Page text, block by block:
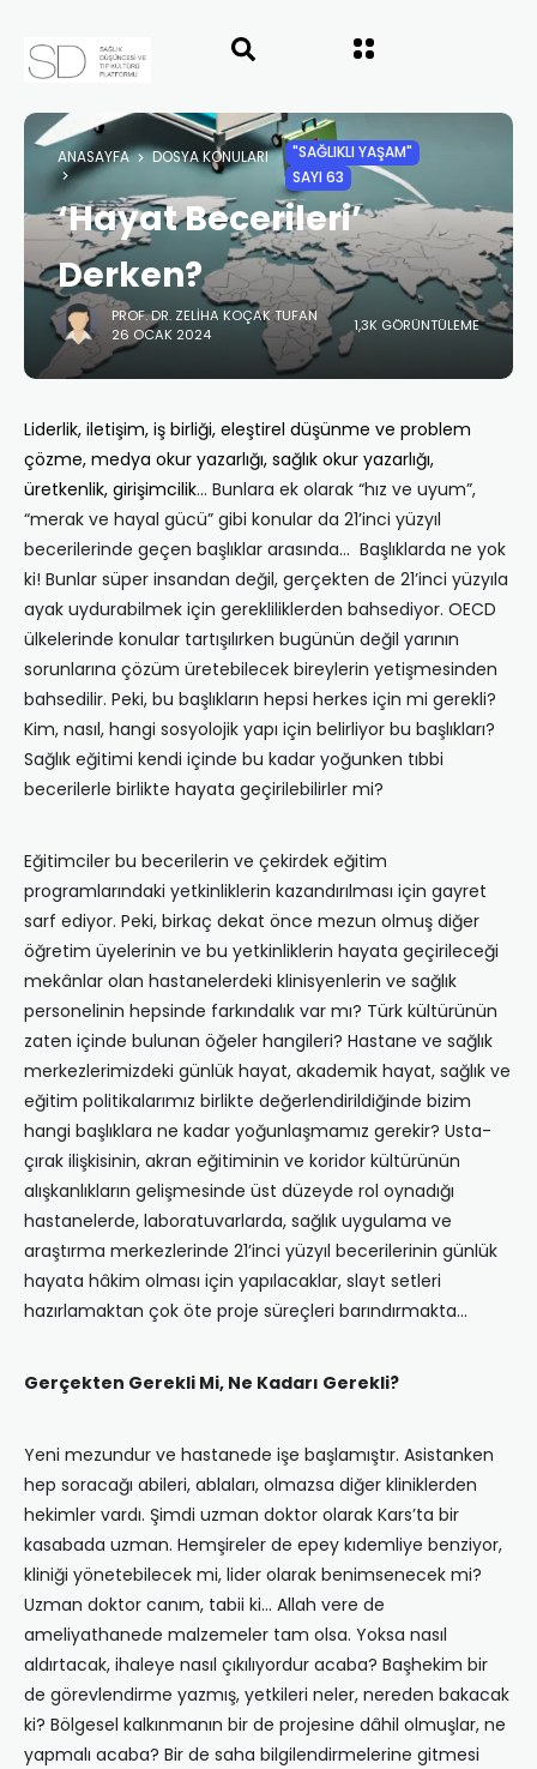
ANASAYFA DOSYA KONULARI
"SAĞLIKLI YAŞAM"
SAYI 63
‘Hayat Becerileri’
Derken?
PROF. DR. ZELIHA KOÇAK TUFAN
26 OCAK 2024
1,3K GÖRÜNTÜLEME
Liderlik, iletişim, iş birliği, eleştirel düşünme ve problem
çözme, medya okur yazarlığı, sağlık okur yazarlığı,
üretkenlik, girişimcilik… Bunlara ek olarak “hız ve uyum”,
“merak ve hayal gücü” gibi konular da 21’inci yüzyıl
becerilerinde geçen başlıklar arasında… Başlıklarda ne yok
ki! Bunlar süper insandan değil, gerçekten de 21’inci yüzyıla
ayak uydurabilmek için gerekliliklerden bahsediyor. OECD
ülkelerinde konular tartışılırken bugünün değil yarının
sorunlarına çözüm üretebilecek bireylerin yetişmesinden
bahsedilir. Peki, bu başlıkların hepsi herkes için mi gerekli?
Kim, nasıl, hangi sosyolojik yapı için belirliyor bu başlıkları?
Sağlık eğitimi kendi içinde bu kadar yoğunken tıbbi
becerilerle birlikte hayata geçirilebilirler mi?
Eğitimciler bu becerilerin ve çekirdek eğitim
programlarındaki yetkinliklerin kazandırılması için gayret
sarf ediyor. Peki, birkaç dekat önce mezun olmuş diğer
öğretim üyelerinin ve bu yetkinliklerin hayata geçirileceği
mekânlar olan hastanelerdeki klinisyenlerin ve sağlık
personelinin hepsinde farkındalık var mı? Türk kültürünün
zaten içinde bulunan öğeler hangileri? Hastane ve sağlık
merkezlerimizdeki günlük hayat, akademik hayat, sağlık ve
eğitim politikalarımız birlikte değerlendirildiğinde bizim
hangi başlıklara ne kadar yoğunlaşmamız gerekir? Usta-
çırak ilişkisinin, akran eğitiminin ve koridor kültürünün
alışkanlıkların gelişmesinde üst düzeyde rol oynadığı
hastanelerde, laboratuvarlarda, sağlık uygulama ve
araştırma merkezlerinde 21’inci yüzyıl becerilerinin günlük
hayata hâkim olması için yapılacaklar, slayt setleri
hazırlamaktan çok öte proje süreçleri barındırmakta…
Gerçekten Gerekli Mi, Ne Kadarı Gerekli?
Yeni mezundur ve hastanede işe başlamıştır. Asistanken
hep soracağı abileri, ablaları, olmazsa diğer kliniklerden
hekimler vardı. Şimdi uzman doktor olarak Kars’ta bir
kasabada uzman. Hemşireler de epey kıdemliye benziyor,
kliniği yönetebilecek mi, lider olarak benimsenecek mi?
Uzman doktor canım, tabii ki… Allah vere de
ameliyathanede malzemeler tam olsa. Yoksa nasıl
aldırtacak, ihaleye nasıl çıkılıyordur acaba? Başhekim bir
de görevlendirme yazmış, yetkileri neler, nereden bakacak
ki? Bölgesel kalkınmanın bir de projesine dâhil olmuşlar, ne
yapmalı acaba? Bir de saha bilgilendirmelerine gitmesi